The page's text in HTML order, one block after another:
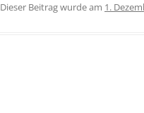
Dieser Beitrag wurde am 1.